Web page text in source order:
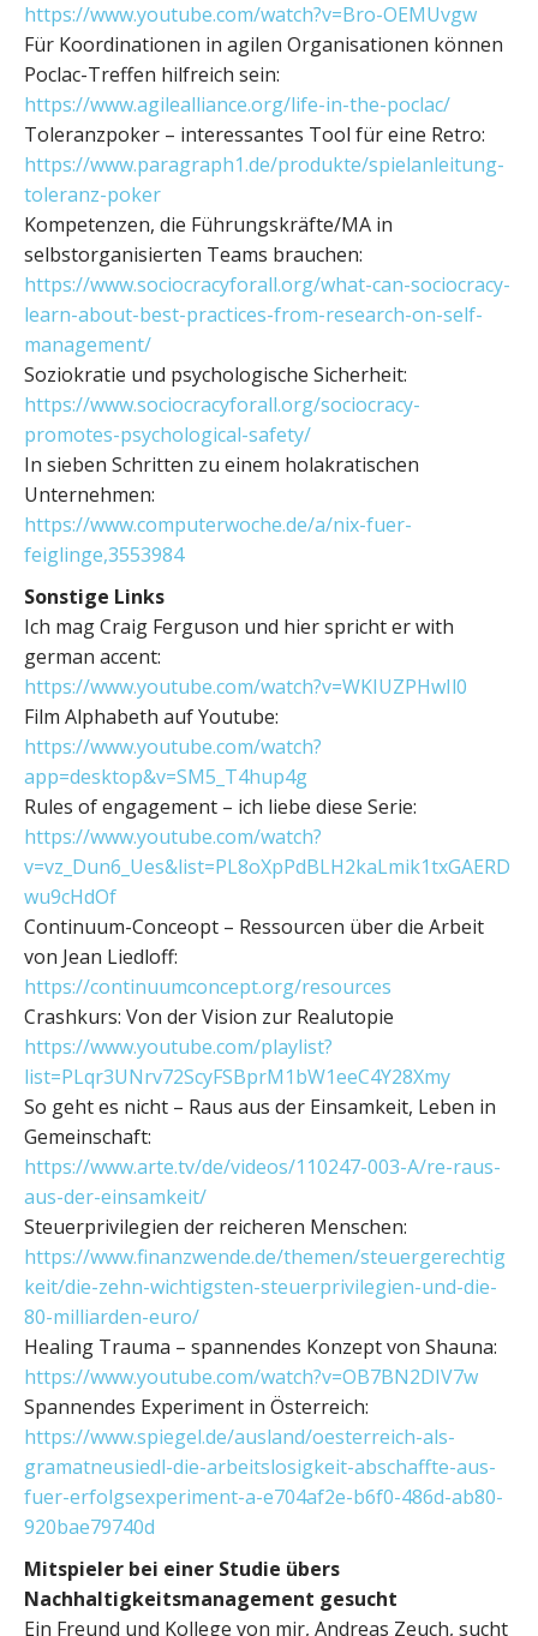
https://www.youtube.com/watch?v=Bro-OEMUvgw
Für Koordinationen in agilen Organisationen können
Poclac-Treffen hilfreich sein:
https://www.agilealliance.org/life-in-the-poclac/
Toleranzpoker – interessantes Tool für eine Retro:
https://www.paragraph1.de/produkte/spielanleitung-
toleranz-poker
Kompetenzen, die Führungskräfte/MA in
selbstorganisierten Teams brauchen:
https://www.sociocracyforall.org/what-can-sociocracy-
learn-about-best-practices-from-research-on-self-
management/
Soziokratie und psychologische Sicherheit:
https://www.sociocracyforall.org/sociocracy-
promotes-psychological-safety/
In sieben Schritten zu einem holakratischen
Unternehmen:
https://www.computerwoche.de/a/nix-fuer-
feiglinge,3553984
Sonstige Links
Ich mag Craig Ferguson und hier spricht er with
german accent:
https://www.youtube.com/watch?v=WKIUZPHwIl0
Film Alphabeth auf Youtube:
https://www.youtube.com/watch?
app=desktop&v=SM5_T4hup4g
Rules of engagement – ich liebe diese Serie:
https://www.youtube.com/watch?
v=vz_Dun6_Ues&list=PL8oXpPdBLH2kaLmik1txGAERD
wu9cHdOf
Continuum-Conceopt – Ressourcen über die Arbeit
von Jean Liedloff:
https://continuumconcept.org/resources
Crashkurs: Von der Vision zur Realutopie
https://www.youtube.com/playlist?
list=PLqr3UNrv72ScyFSBprM1bW1eeC4Y28Xmy
So geht es nicht – Raus aus der Einsamkeit, Leben in
Gemeinschaft:
https://www.arte.tv/de/videos/110247-003-A/re-raus-
aus-der-einsamkeit/
Steuerprivilegien der reicheren Menschen:
https://www.finanzwende.de/themen/steuergerechtig
keit/die-zehn-wichtigsten-steuerprivilegien-und-die-
80-milliarden-euro/
Healing Trauma – spannendes Konzept von Shauna:
https://www.youtube.com/watch?v=OB7BN2DIV7w
Spannendes Experiment in Österreich:
https://www.spiegel.de/ausland/oesterreich-als-
gramatneusiedl-die-arbeitslosigkeit-abschaffte-aus-
fuer-erfolgsexperiment-a-e704af2e-b6f0-486d-ab80-
920bae79740d
Mitspieler bei einer Studie übers
Nachhaltigkeitsmanagement gesucht
Ein Freund und Kollege von mir, Andreas Zeuch, sucht